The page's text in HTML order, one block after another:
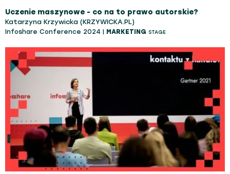
Uczenie maszynowe - co na to prawo autorskie?
Katarzyna Krzywicka (KRZYWICKA.PL)
Infoshare Conference 2024 | MARKETING STAGE